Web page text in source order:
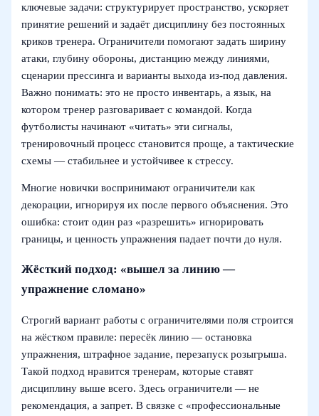
ключевые задачи: структурирует пространство, ускоряет
принятие решений и задаёт дисциплину без постоянных
криков тренера. Ограничители помогают задать ширину
атаки, глубину обороны, дистанцию между линиями,
сценарии прессинга и варианты выхода из-под давления.
Важно понимать: это не просто инвентарь, а язык, на
котором тренер разговаривает с командой. Когда
футболисты начинают «читать» эти сигналы,
тренировочный процесс становится проще, а тактические
схемы — стабильнее и устойчивее к стрессу.
Многие новички воспринимают ограничители как
декорации, игнорируя их после первого объяснения. Это
ошибка: стоит один раз «разрешить» игнорировать
границы, и ценность упражнения падает почти до нуля.
Жёсткий подход: «вышел за линию —
упражнение сломано»
Строгий вариант работы с ограничителями поля строится
на жёстком правиле: пересёк линию — остановка
упражнения, штрафное задание, перезапуск розыгрыша.
Такой подход нравится тренерам, которые ставят
дисциплину выше всего. Здесь ограничители — не
рекомендация, а запрет. В связке с «профессиональные